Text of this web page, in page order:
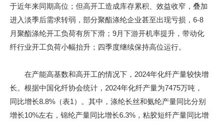
于近年来同期高位；但高开工造成库存累积、效益收窄，叠加
进入淡季后需求转弱，部分聚酯涤纶企业甚至出现亏损，6-8
月聚酯涤纶开工负荷有所下滑；9月下游开机率提升，带动化
纤行业开工负荷小幅抬升；四季度继续保持高位运行。
在产能高基数和高开工的情况下，2024年化纤产量较快增
长。根据中国化纤协会统计，2024年化纤产量为7475万吨，
同比增长8.8%（表1）。其中，涤纶长丝和氨纶产量同比分别
增长10%左右，锦纶产量同比增长6.3%，粘胶短纤产量同比增